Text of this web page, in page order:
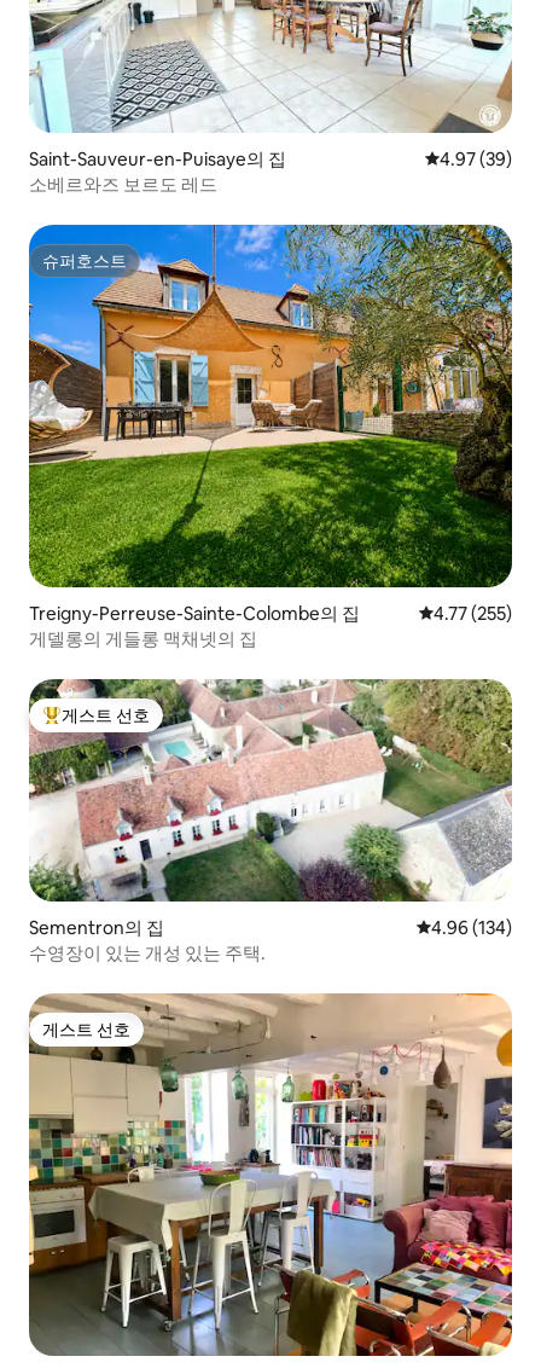
Saint-Sauveur-en-Puisaye의 집 평점 4.97점(5
4.97 (39)
소베르와즈 보르도 레드
슈퍼호스트
슈퍼호스트
Treigny-Perreuse-Sainte-Colombe의 집 평점 4.77점(5
4.77 (255)
게델롱의 게들롱 맥채넷의 집
상위 게스트 선호
게스트 선호
Sementron의 집 평점 4.96점(5
4.96 (134)
수영장이 있는 개성 있는 주택.
게스트 선호
게스트 선호